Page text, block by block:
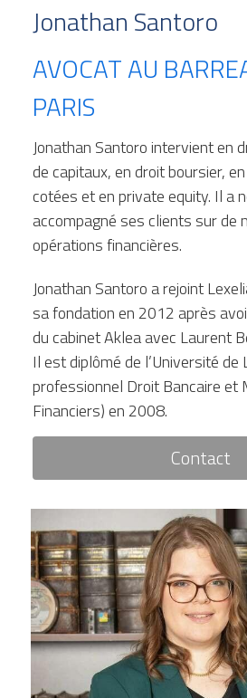
Jonathan Santoro
AVOCAT AU
PARIS
Jonathan Santoro intervient en
de capitaux, en droit boursier,
cotées et en private equity. Il a
accompagné ses clients sur de
opérations financières.
Jonathan Santoro a rejoint
sa fondation en 2012 après
du cabinet Aklea avec Laurent
Il est diplômé de l’Université
professionnel Droit Bancaire et
Financiers) en 2008.
Contact